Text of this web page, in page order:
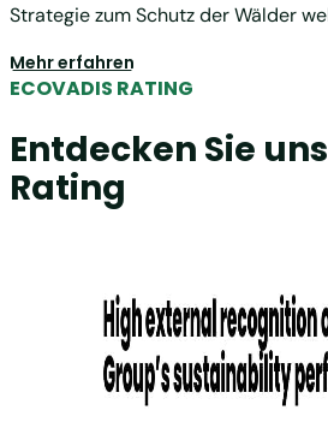
Strategie zum Schutz der Wälder
Mehr erfahren
ECOVADIS RATING
Entdecken Sie
Rating